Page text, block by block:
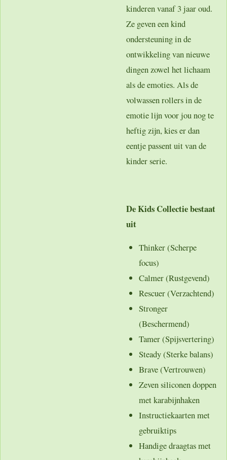
kinderen vanaf 3 jaar oud.
Ze geven een kind
ondersteuning in de
ontwikkeling van nieuwe
dingen zowel het lichaam
als de emoties. Als de
volwassen rollers in de
emotie lijn voor jou nog te
heftig zijn, kies er dan
eentje passent uit van de
kinder serie.
De Kids Collectie bestaat
uit
Thinker (Scherpe
focus)
Calmer (Rustgevend)
Rescuer (Verzachtend)
Stronger
(Beschermend)
Tamer (Spijsvertering)
Steady (Sterke balans)
Brave (Vertrouwen)
Zeven siliconen doppen
met karabijnhaken
Instructiekaarten met
gebruiktips
Handige draagtas met